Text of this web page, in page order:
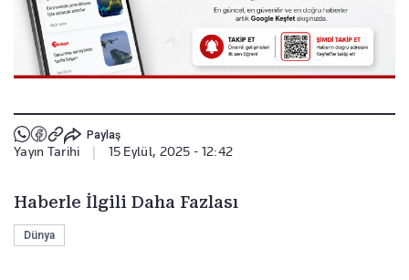
Paylaş
Yayın Tarihi 15 Eylül, 2025 - 12:42
Haberle İlgili Daha Fazlası
Dünya